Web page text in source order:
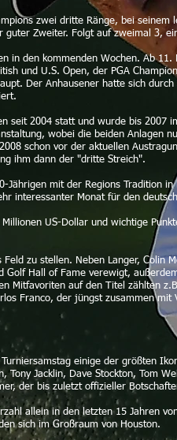
zwei dritte Ränge, bei seinem
Zweiter. Folgt auf zweimal 3,
in den kommenden Wochen. Ab
und U.S. Open, der PGA
Der Anhausener hatte sich
2004 statt und wurde bis 2007
wobei die beiden Anlagen
schon vor der aktuellen
ihm dann der "dritte Streich".
mit der Regions Tradition
interessanter Monat für den
US-Dollar und wichtige
zu stellen. Neben Langer, Colin
Hall of Fame verewigt,
Mitfavoriten auf den Titel zählten
Franco, der jüngst zusammen mit
einige der größten
Tony Jacklin, Dave Stockton, Tom
der bis zuletzt offizieller
allein in den letzten 15 Jahren
sich im Großraum von Houston.